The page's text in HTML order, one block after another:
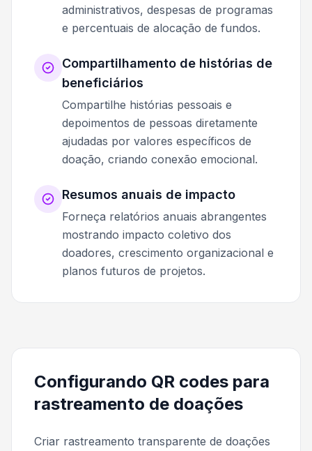
administrativos, despesas de programas
e percentuais de alocação de fundos.
Compartilhamento de histórias de
beneficiários
Compartilhe histórias pessoais e
depoimentos de pessoas diretamente
ajudadas por valores específicos de
doação, criando conexão emocional.
Resumos anuais de impacto
Forneça relatórios anuais abrangentes
mostrando impacto coletivo dos
doadores, crescimento organizacional e
planos futuros de projetos.
Configurando QR codes para
rastreamento de doações
Criar rastreamento transparente de doações